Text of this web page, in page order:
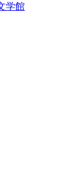
学館